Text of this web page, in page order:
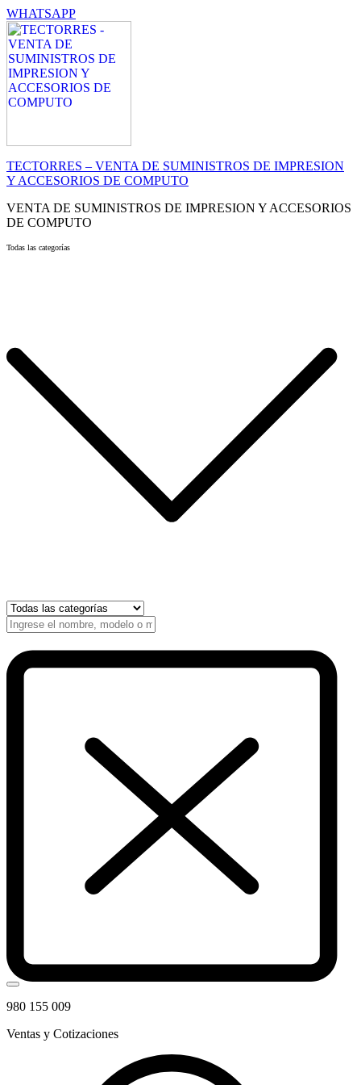
WHATSAPP
TECTORRES – VENTA DE SUMINISTROS DE IMPRESION
Y ACCESORIOS DE COMPUTO
VENTA DE SUMINISTROS DE IMPRESION Y ACCESORIOS
DE COMPUTO
Todas las categorías
980 155 009
Ventas y Cotizaciones